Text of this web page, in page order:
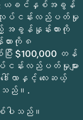
ည် ယခင်နှစ်အခွန်
လုပ်ငန်းလည်ပတ်မှု
ခွန်နှုန်းထားကို
းကို ၈
$100,000 တန်
န်းလည်ပတ်မှုများ
ါ်လာနှင့် လေးဆယ့်
ည်။.
ါသည်။